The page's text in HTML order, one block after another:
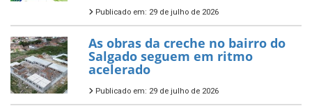
Publicado em: 29 de julho de 2026
As obras da creche no bairro do
Salgado seguem em ritmo
acelerado
Publicado em: 29 de julho de 2026